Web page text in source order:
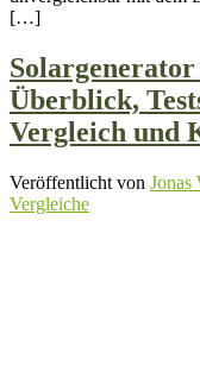
[…]
Überblick,
Vergleich und
Veröffentlicht von Jonas
Vergleiche